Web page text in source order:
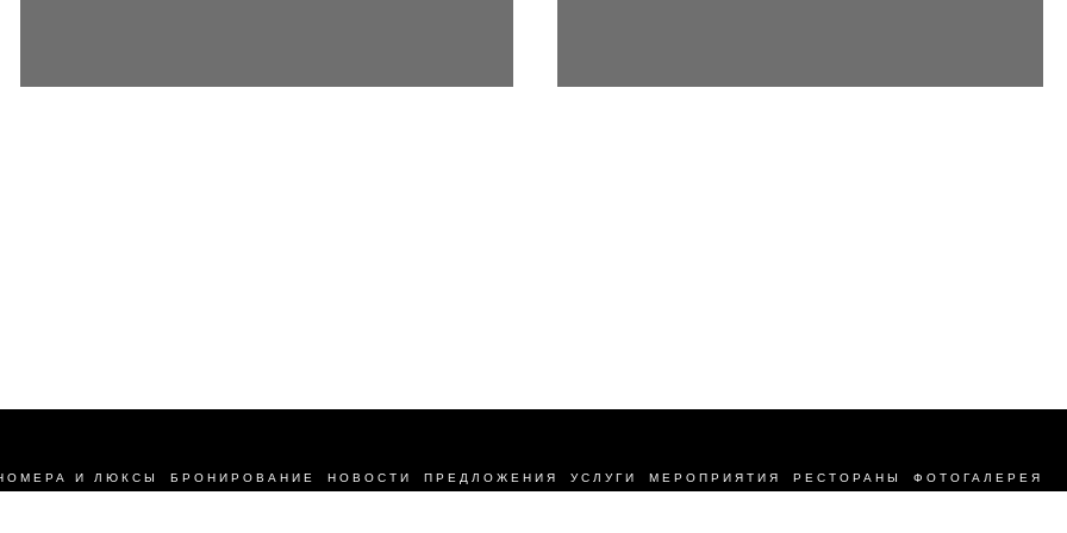
И ЛЮКСЫ БРОНИРОВАНИЕ НОВОСТИ ПРЕДЛОЖЕНИЯ УСЛУГИ МЕРОПРИЯТИЯ РЕСТОРАНЫ ФОТОГАЛЕРЕЯ